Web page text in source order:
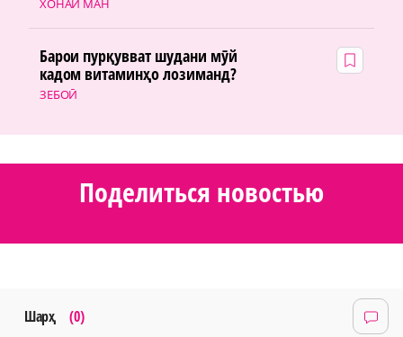
ХОНАИ МАН
ЗЕБОӢ
Барои пурқувват шудани мӯй
кадом витаминҳо лозиманд?
Поделиться новостью
Шарҳ (0)